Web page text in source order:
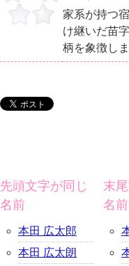
家系が持つ
け継いだ苗
柄を象徴しま
先頭文字が同じ
名前
本田 広太郎
本田 広太朗
末
名前